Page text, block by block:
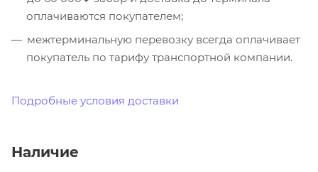
оплачиваются покупателем;
межтерминальную перевозку всегда оплачивает
покупатель по тарифу транспортной компании.
Подробные условия доставки
Наличие